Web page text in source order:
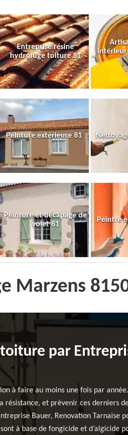
Entreprise résine
hydrofuge toiture 81
Peinture extérieure 81
Peinture et décapage de
volet 81
Peintre
Marzens
par
à faire au moins une fois par
et prévenir ces derniers
Bauer, Renovation
à base de fongicide et d’algicide